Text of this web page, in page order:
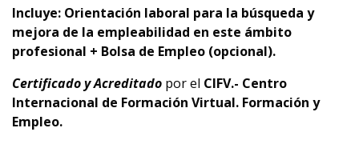
Incluye: Orientación laboral para la búsqueda y
mejora de la empleabilidad en este ámbito
profesional + Bolsa de Empleo (opcional).
Certificado y Acreditado por el CIFV.- Centro
Internacional de Formación Virtual. Formación y
Empleo.